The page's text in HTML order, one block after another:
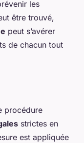
les
être trouvé,
peut s’avérer
de chacun tout
procédure
strictes en
est appliquée